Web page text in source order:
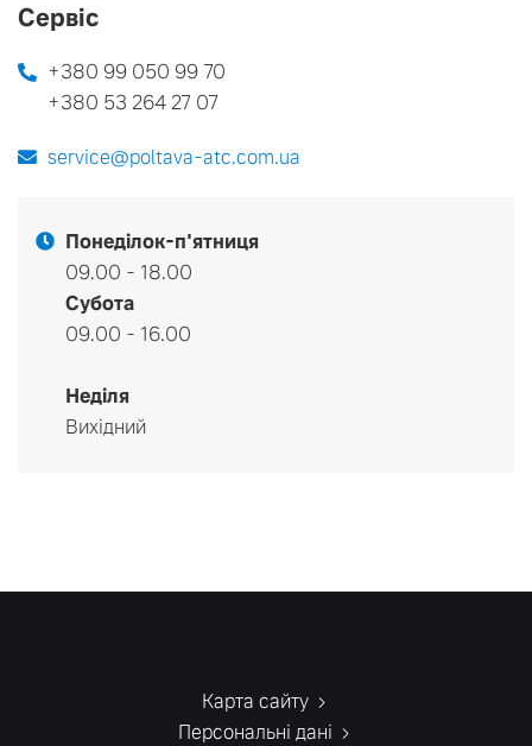
Сервіс
+380 99 050 99 70
+380 53 264 27 07
service@poltava-atc.com.ua
Понеділок-п'ятниця
09.00 - 18.00
Субота
09.00 - 16.00
Неділя
Вихідний
Карта сайту
Персональні дані